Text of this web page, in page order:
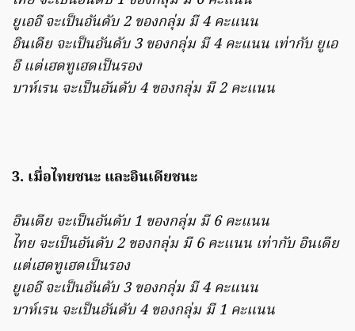
ยูเออี จะเป็นอันดับ 2 ของกลุ่ม มี 4 คะแนน
อินเดีย จะเป็นอันดับ 3 ของกลุ่ม มี 4 คะแนน เท่ากับ ยูเอ
อี แต่เฮดทูเฮดเป็นรอง
บาห์เรน จะเป็นอันดับ 4 ของกลุ่ม มี 2 คะแนน
3. เมื่อไทยชนะ และอินเดียชนะ
อินเดีย จะเป็นอันดับ 1 ของกลุ่ม มี 6 คะแนน
ไทย จะเป็นอันดับ 2 ของกลุ่ม มี 6 คะแนน เท่ากับ อินเดีย
แต่เฮดทูเฮดเป็นรอง
ยูเออี จะเป็นอันดับ 3 ของกลุ่ม มี 4 คะแนน
บาห์เรน จะเป็นอันดับ 4 ของกลุ่ม มี 1 คะแนน